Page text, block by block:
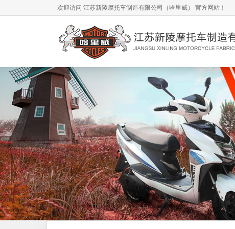
欢迎访问 江苏新陵摩托车制造有限公司（哈里威） 官方网站！